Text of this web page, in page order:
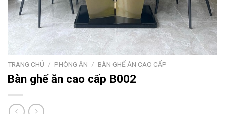
TRANG CHỦ / PHÒNG ĂN / BÀN GHẾ ĂN CAO CẤP
Bàn ghế ăn cao cấp B002